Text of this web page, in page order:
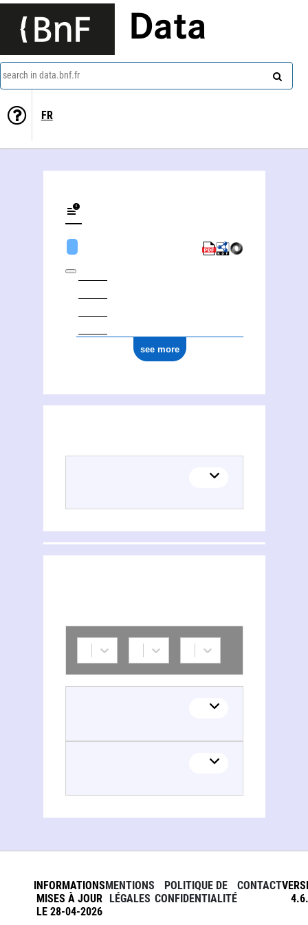
Data
search in data.bnf.fr
FR
see more
INFORMATIONS
MISES À JOUR
LE 28-04-2026
MENTIONS
LÉGALES
POLITIQUE DE
CONFIDENTIALITÉ
CONTACT